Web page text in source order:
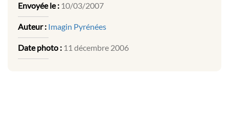
Envoyée le : 10/03/2007
Auteur : Imagin Pyrénées
Date photo : 11 décembre 2006